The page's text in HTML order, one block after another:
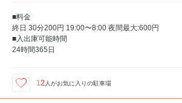
■料金
終日 30分200円 19:00〜8:00 夜間最大:600円
■入出庫可能時間
24時間365日
12 人がお気に入りの駐車場